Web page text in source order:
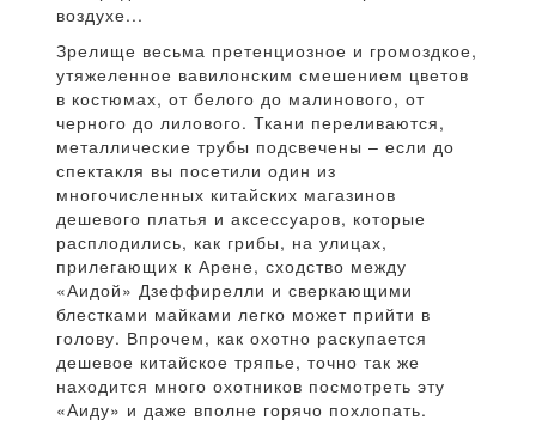
воздухе...
Зрелище весьма претенциозное и громоздкое,
утяжеленное вавилонским смешением цветов
в костюмах, от белого до малинового, от
черного до лилового. Ткани переливаются,
металлические трубы подсвечены – если до
спектакля вы посетили один из
многочисленных китайских магазинов
дешевого платья и аксессуаров, которые
расплодились, как грибы, на улицах,
прилегающих к Арене, сходство между
«Аидой» Дзеффирелли и сверкающими
блестками майками легко может прийти в
голову. Впрочем, как охотно раскупается
дешевое китайское тряпье, точно так же
находится много охотников посмотреть эту
«Аиду» и даже вполне горячо похлопать.